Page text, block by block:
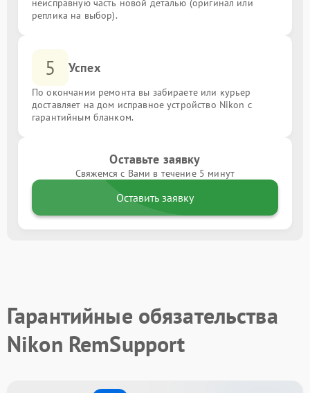
неисправную часть новой деталью (оригинал или
реплика на выбор).
5 Успех
По окончании ремонта вы забираете или курьер
доставляет на дом исправное устройство Nikon с
гарантийным бланком.
Оставьте заявку
Свяжемся с Вами в течение 5 минут
Оставить заявку
Гарантийные обязательства
Nikon RemSupport